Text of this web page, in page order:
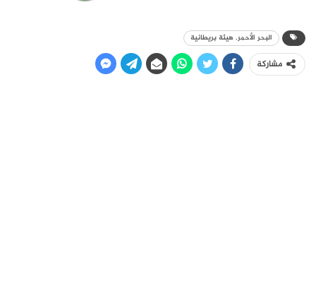
البحر الأحمر. هيئة بريطانية
مشاركة